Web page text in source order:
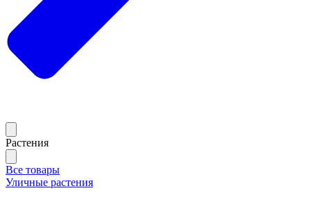
Растения
Все товары
Уличные растения